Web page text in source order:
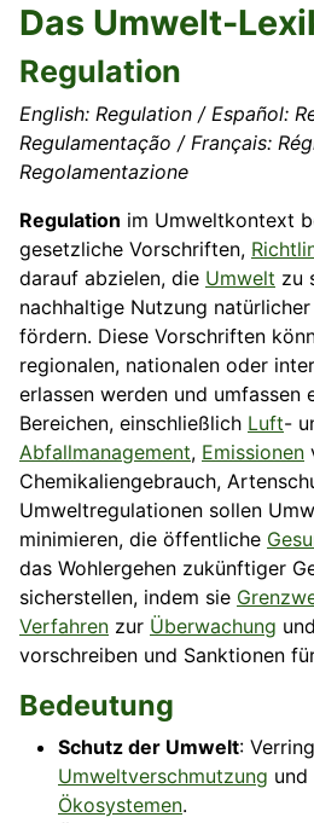
Das Umwelt-
Regulation
English: Regulation / Español:
Regulamentação / Français:
Regolamentazione
Regulation im Umweltkontext
gesetzliche Vorschriften,
darauf abzielen, die Umwelt zu
nachhaltige Nutzung natürlicher
fördern. Diese Vorschriften
regionalen, nationalen oder
erlassen werden und umfassen
Bereichen, einschließlich Luft-
Abfallmanagement, Emissionen
Chemikaliengebrauch,
Umweltregulationen sollen
minimieren, die öffentliche
das Wohlergehen zukünftiger
sicherstellen, indem sie
Verfahren zur Überwachung
vorschreiben und Sanktionen
Bedeutung
Schutz der Umwelt:
Umweltverschmutzung und
Ökosystemen.